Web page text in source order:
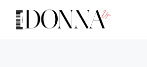
contenuto